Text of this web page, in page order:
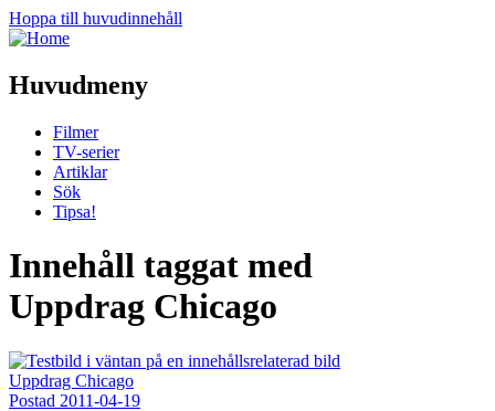
Hoppa till huvudinnehåll
Huvudmeny
Filmer
TV-serier
Artiklar
Sök
Tipsa!
Innehåll taggat med
Uppdrag Chicago
Uppdrag Chicago
Postad 2011-04-19